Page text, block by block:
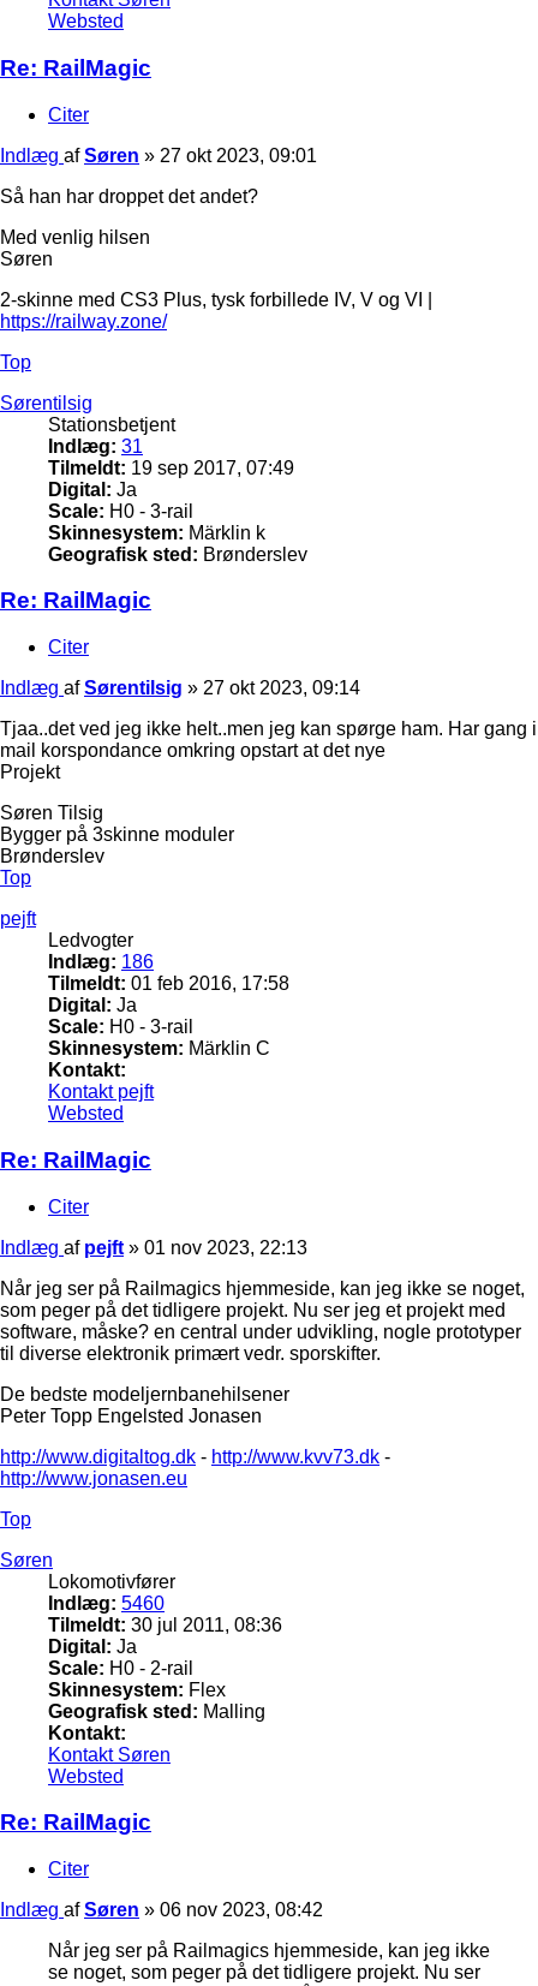
Websted
Re: RailMagic
Citer
Indlæg afSøren » 27 okt 2023, 09:01
Så han har droppet det andet?
Med venlig hilsen
Søren
2-skinne med CS3 Plus, tysk forbillede IV, V og VI |
https://railway.zone/
Top
Sørentilsig
Stationsbetjent
Indlæg: 31
Tilmeldt: 19 sep 2017, 07:49
Digital: Ja
Scale: H0 - 3-rail
Skinnesystem: Märklin k
Geografisk sted: Brønderslev
Re: RailMagic
Citer
Indlæg afSørentilsig » 27 okt 2023, 09:14
Tjaa..det ved jeg ikke helt..men jeg kan spørge ham. Har gang i
mail korspondance omkring opstart at det nye
Projekt
Søren Tilsig
Bygger på 3skinne moduler
Brønderslev
Top
pejft
Ledvogter
Indlæg: 186
Tilmeldt: 01 feb 2016, 17:58
Digital: Ja
Scale: H0 - 3-rail
Skinnesystem: Märklin C
Kontakt:
Kontakt pejft
Websted
Re: RailMagic
Citer
Indlæg af pejft » 01 nov 2023, 22:13
Når jeg ser på Railmagics hjemmeside, kan jeg ikke se noget,
som peger på det tidligere projekt. Nu ser jeg et projekt med
software, måske? en central under udvikling, nogle prototyper
til diverse elektronik primært vedr. sporskifter.
De bedste modeljernbanehilsener
Peter Topp Engelsted Jonasen
http://www.digitaltog.dk - http://www.kvv73.dk -
http://www.jonasen.eu
Top
Søren
Lokomotivfører
Indlæg: 5460
Tilmeldt: 30 jul 2011, 08:36
Digital: Ja
Scale: H0 - 2-rail
Skinnesystem: Flex
Geografisk sted: Malling
Kontakt:
Kontakt Søren
Websted
Re: RailMagic
Citer
Indlæg afSøren » 06 nov 2023, 08:42
Når jeg ser på Railmagics hjemmeside, kan jeg ikke
se noget, som peger på det tidligere projekt. Nu ser